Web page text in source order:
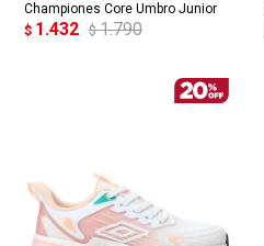
Championes Core Umbro Junior
$ 1.432 $ 1.790